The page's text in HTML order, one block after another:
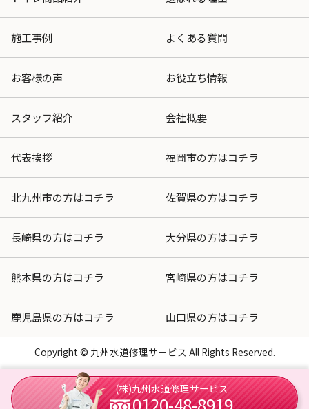
施工事例 よくある質問
お客様の声 お役立ち情報
スタッフ紹介 会社概要
代表挨拶 福岡市の方はコチラ
北九州市の方はコチラ 佐賀県の方はコチラ
長崎県の方はコチラ 大分県の方はコチラ
熊本県の方はコチラ 宮崎県の方はコチラ
鹿児島県の方はコチラ 山口県の方はコチラ
Copyright © 九州水道修理サービス All Rights Reserved.
(株)九州水道修理サービス